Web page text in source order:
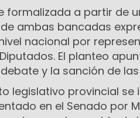
formalizada a partir de
ambas bancadas
nacional por
El planteo
y la sanción de
legislativo provincial
en el Senado por